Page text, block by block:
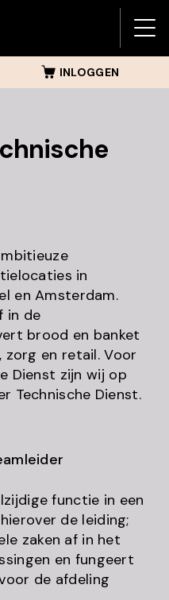
INLOGGEN
in
en Amsterdam.
in de
brood en banket
zorg en retail. Voor
Dienst zijn wij op
Technische Dienst.
functie in een
de leiding;
zaken af in het
en fungeert
de afdeling